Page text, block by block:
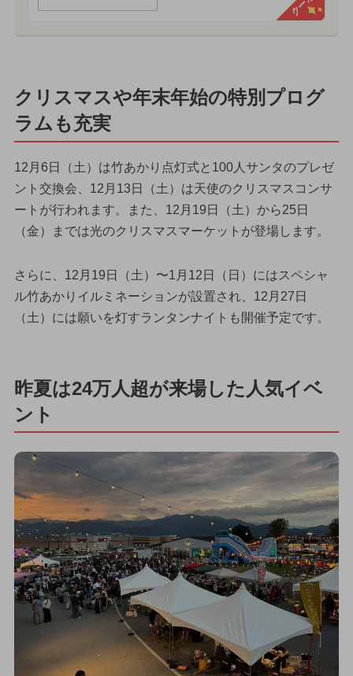
クリスマスや年末年始の特別プログ
ラムも充実
12月6日（土）は竹あかり点灯式と100人サンタのプレゼ
ント交換会、12月13日（土）は天使のクリスマスコンサ
ートが行われます。また、12月19日（土）から25日
（金）までは光のクリスマスマーケットが登場します。
さらに、12月19日（土）〜1月12日（日）にはスペシャ
ル竹あかりイルミネーションが設置され、12月27日
（土）には願いを灯すランタンナイトも開催予定です。
昨夏は24万人超が来場した人気イベ
ント